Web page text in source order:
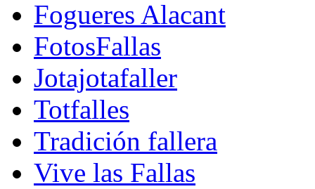
Fogueres Alacant
FotosFallas
Jotajotafaller
Totfalles
Tradición fallera
Vive las Fallas